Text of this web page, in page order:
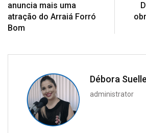
anuncia mais uma
atração do Arraiá Forró
Bom
Débora
administrator